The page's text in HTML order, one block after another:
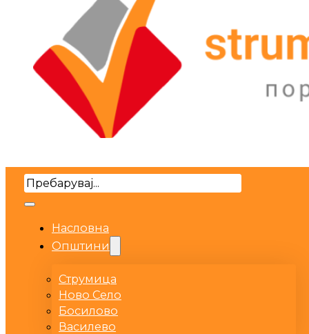
Search
Насловна
Општини
Струмица
Ново Село
Босилово
Василево